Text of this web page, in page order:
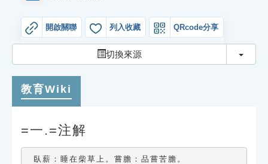
網站導覽
生字詞彙表
成語故事
知識索引
開啟關聯 列入收藏 QRcode分享
切換來源 切換
教育Wiki
=一.=注解
臥薪：睡在柴草上。嘗膽：品嘗苦膽。